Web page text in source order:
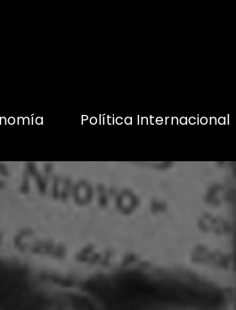
Política Internacional